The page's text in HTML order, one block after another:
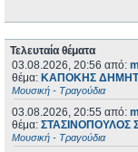
Τελευταία θέματα
03.08.2026, 20:56 από:
θέμα: ΚΑΠΟΚΗΣ
Μουσική - Τραγούδια
03.08.2026, 20:55 από:
θέμα: ΣΤΑΣΙΝΟΠΟΥΛΟΣ
Μουσική - Τραγούδια